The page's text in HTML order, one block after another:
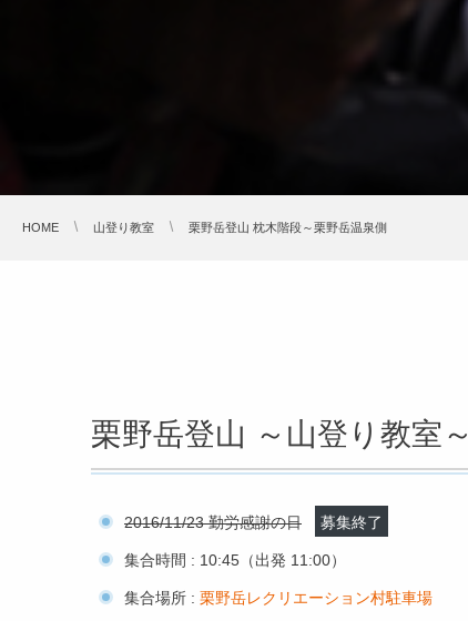
HOME 山登り教室 栗野岳登山 枕木階段～栗野岳温泉側
栗野岳登山 ～山登り教室～
2016/11/23 勤労感謝の日 募集終了
集合時間 : 10:45（出発 11:00）
集合場所 : 栗野岳レクリエーション村駐車場